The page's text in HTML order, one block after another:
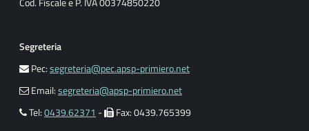
Segreteria
Pec:segreteria@pec.apsp-primiero.net
Email:segreteria@apsp-primiero.net
Tel:0439.62371 - Fax: 0439.765399